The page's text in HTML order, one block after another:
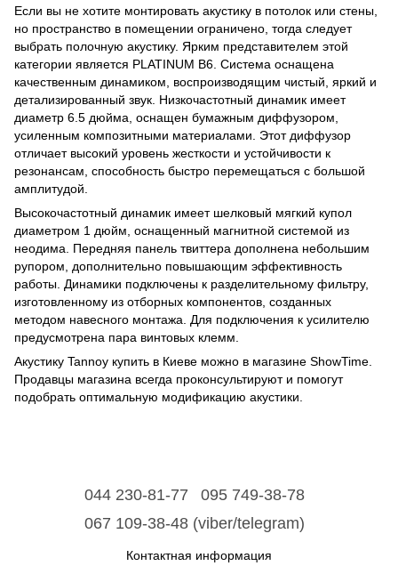
Если вы не хотите монтировать акустику в потолок или стены,
но пространство в помещении ограничено, тогда следует
выбрать полочную акустику. Ярким представителем этой
категории является PLATINUM B6. Система оснащена
качественным динамиком, воспроизводящим чистый, яркий и
детализированный звук. Низкочастотный динамик имеет
диаметр 6.5 дюйма, оснащен бумажным диффузором,
усиленным композитными материалами. Этот диффузор
отличает высокий уровень жесткости и устойчивости к
резонансам, способность быстро перемещаться с большой
амплитудой.
Высокочастотный динамик имеет шелковый мягкий купол
диаметром 1 дюйм, оснащенный магнитной системой из
неодима. Передняя панель твиттера дополнена небольшим
рупором, дополнительно повышающим эффективность
работы. Динамики подключены к разделительному фильтру,
изготовленному из отборных компонентов, созданных
методом навесного монтажа. Для подключения к усилителю
предусмотрена пара винтовых клемм.
Акустику Tannoy купить в Киеве можно в магазине ShowTime.
Продавцы магазина всегда проконсультируют и помогут
подобрать оптимальную модификацию акустики.
044 230-81-77
095 749-38-78
067 109-38-48 (viber/telegram)
Контактная информация